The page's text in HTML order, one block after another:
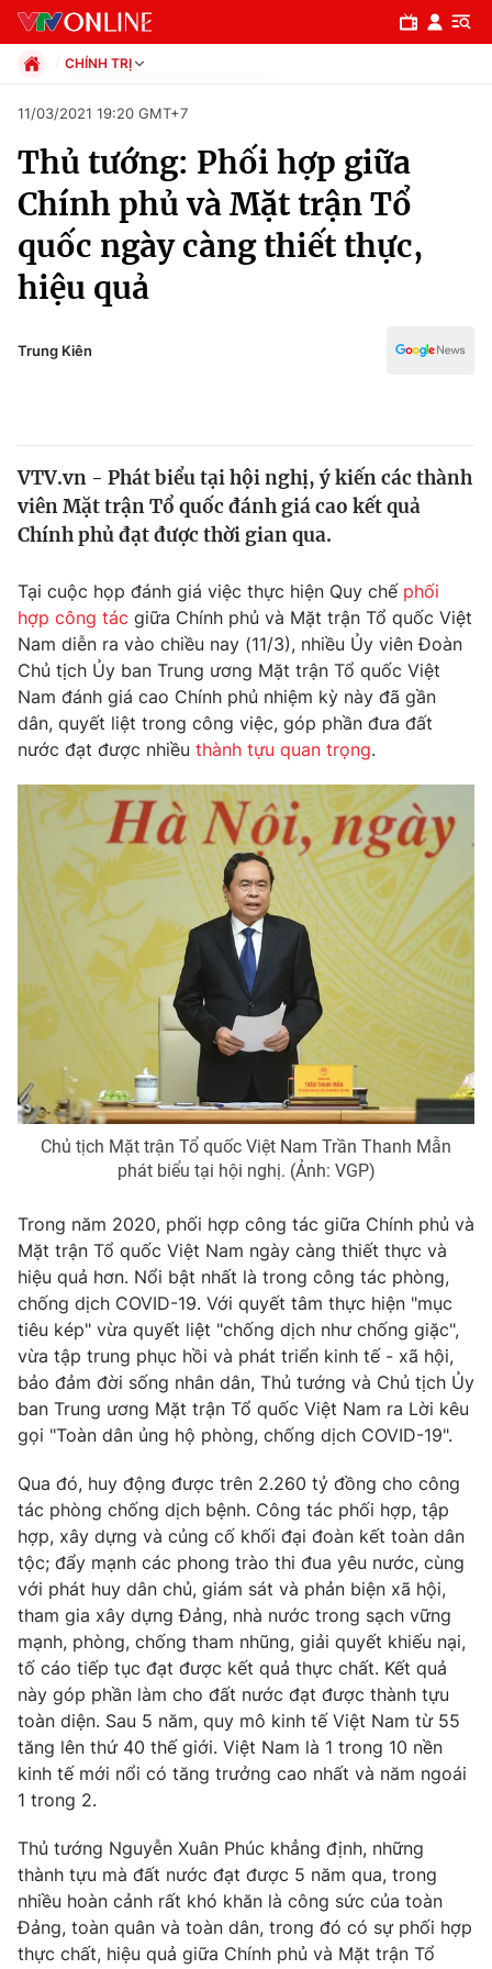
Chuyên mục
Chính trị
Xã hội
Pháp luật
Thế giới
Tin tức
Câu chuyện quốc tế
Kinh tế
Tài chính
Thị trường
Góc doanh nghiệp
Dữ liệu và đời sống
Truyền hình
Phim VTV
Hậu trường
Nhân vật
Khán giả
Giải sao mai
Giải trí
Âm nhạc
Sao
Đời sống
Du lịch
Làm đẹp
Chất lượng cuộc sống
Giáo dục
Tuyển sinh
Học trực tuyến
Công nghệ
Hitech Công nghệ tương lai
Sản phẩm
Thị trường
Tư vấn
Giao lưu trực tuyến
Lịch phát sóng
Chuyên mục khác
Emagazine Podcast
Photo Infographic
Video Shorts video
VTV Money VTV Thể thao
VTV Sức khoẻ Bất động sản
Thị trường 24h Tấm lòng Việt
VTV4 Vươn mình bằng AI
VTV9 VTV8
Liên hệ tòa soạn English
THỜI BÁO VTV
Theo dõi báo trên
Cơ quan chủ quản:Đài Truyền hình Việt Nam
CHÍNH TRỊ
Xã hội
Pháp luật
Thể thao
Truyền hình
Văn hóa - Giải trí
Y tế
Công nghệ
11/03/2021 19:20 GMT+7
Thủ tướng: Phối hợp giữa
Chính phủ và Mặt trận Tổ
quốc ngày càng thiết thực,
hiệu quả
Trung Kiên
VTV.vn - Phát biểu tại hội nghị, ý kiến các thành
viên Mặt trận Tổ quốc đánh giá cao kết quả
Chính phủ đạt được thời gian qua.
Tại cuộc họp đánh giá việc thực hiện Quy chế phối
hợp công tác giữa Chính phủ và Mặt trận Tổ quốc Việt
Nam diễn ra vào chiều nay (11/3), nhiều Ủy viên Đoàn
Chủ tịch Ủy ban Trung ương Mặt trận Tổ quốc Việt
Nam đánh giá cao Chính phủ nhiệm kỳ này đã gần
dân, quyết liệt trong công việc, góp phần đưa đất
nước đạt được nhiều thành tựu quan trọng.
Chủ tịch Mặt trận Tổ quốc Việt Nam Trần Thanh Mẫn
phát biểu tại hội nghị. (Ảnh: VGP)
Trong năm 2020, phối hợp công tác giữa Chính phủ và
Mặt trận Tổ quốc Việt Nam ngày càng thiết thực và
hiệu quả hơn. Nổi bật nhất là trong công tác phòng,
chống dịch COVID-19. Với quyết tâm thực hiện "mục
tiêu kép" vừa quyết liệt "chống dịch như chống giặc",
vừa tập trung phục hồi và phát triển kinh tế - xã hội,
bảo đảm đời sống nhân dân, Thủ tướng và Chủ tịch Ủy
ban Trung ương Mặt trận Tổ quốc Việt Nam ra Lời kêu
gọi "Toàn dân ủng hộ phòng, chống dịch COVID-19".
Qua đó, huy động được trên 2.260 tỷ đồng cho công
tác phòng chống dịch bệnh. Công tác phối hợp, tập
hợp, xây dựng và củng cố khối đại đoàn kết toàn dân
tộc; đẩy mạnh các phong trào thi đua yêu nước, cùng
với phát huy dân chủ, giám sát và phản biện xã hội,
tham gia xây dựng Đảng, nhà nước trong sạch vững
mạnh, phòng, chống tham nhũng, giải quyết khiếu nại,
tố cáo tiếp tục đạt được kết quả thực chất. Kết quả
này góp phần làm cho đất nước đạt được thành tựu
toàn diện. Sau 5 năm, quy mô kinh tế Việt Nam từ 55
tăng lên thứ 40 thế giới. Việt Nam là 1 trong 10 nền
kinh tế mới nổi có tăng trưởng cao nhất và năm ngoái
1 trong 2.
Thủ tướng Nguyễn Xuân Phúc khẳng định, những
thành tựu mà đất nước đạt được 5 năm qua, trong
nhiều hoàn cảnh rất khó khăn là công sức của toàn
Đảng, toàn quân và toàn dân, trong đó có sự phối hợp
thực chất, hiệu quả giữa Chính phủ và Mặt trận Tổ